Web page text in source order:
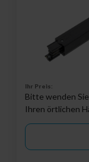
Ihr Preis:
Bitte wenden
Ihren örtlichen